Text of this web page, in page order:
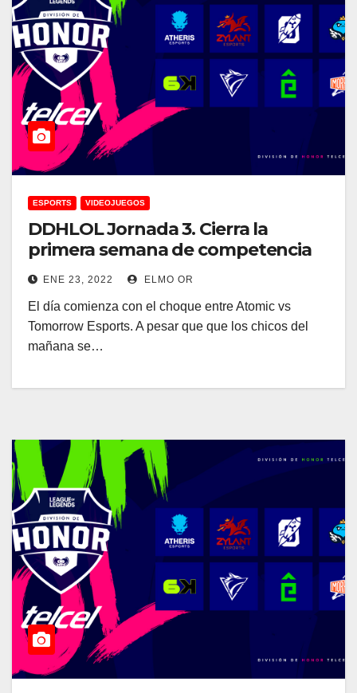
ESPORTS VIDEOJUEGOS
DDHLOL Jornada 3. Cierra la
primera semana de competencia
ENE 23, 2022 ELMO OR
El día comienza con el choque entre Atomic vs
Tomorrow Esports. A pesar que que los chicos del
mañana se…